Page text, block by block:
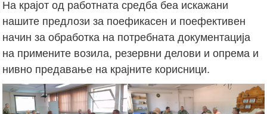
На крајот од работната средба беа искажани
нашите предлози за поефикасен и поефективен
начин за обработка на потребната документација
на примените возила, резервни делови и опрема и
нивно предавање на крајните корисници.